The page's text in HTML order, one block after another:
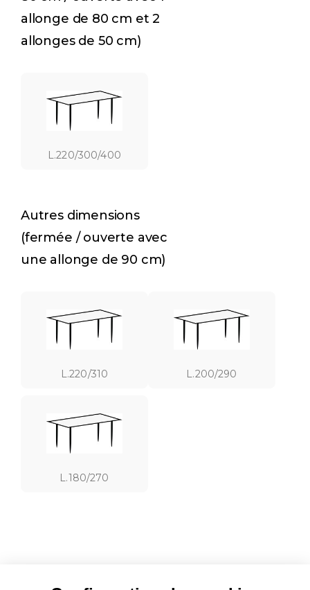
allonge de 80 cm et 2
allonges de 50 cm)
L.220/300/400
Autres dimensions
(fermée / ouverte avec
une allonge de 90 cm)
L.220/310 L.200/290
L.180/270